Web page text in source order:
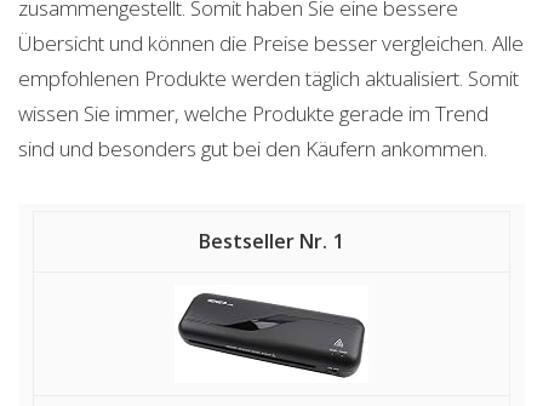
zusammengestellt. Somit haben Sie eine bessere
Übersicht und können die Preise besser vergleichen. Alle
empfohlenen Produkte werden täglich aktualisiert. Somit
wissen Sie immer, welche Produkte gerade im Trend
sind und besonders gut bei den Käufern ankommen.
1